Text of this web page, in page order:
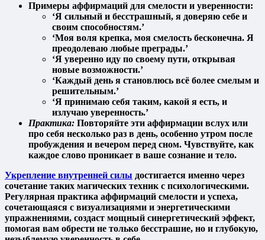
Примеры аффирмаций для смелости и уверенности:
‘Я сильный и бесстрашный, я доверяю себе и
своим способностям.’
‘Моя воля крепка, моя смелость бесконечна. Я
преодолеваю любые преграды.’
‘Я уверенно иду по своему пути, открывая
новые возможности.’
‘Каждый день я становлюсь всё более смелым и
решительным.’
‘Я принимаю себя таким, какой я есть, и
излучаю уверенность.’
Практика: Повторяйте эти аффирмации вслух или
про себя несколько раз в день, особенно утром после
пробуждения и вечером перед сном. Чувствуйте, как
каждое слово проникает в ваше сознание и тело.
Укрепление внутренней силы достигается именно через
сочетание таких магических техник с психологическими.
Регулярная практика аффирмаций смелости и успеха,
сочетающаяся с визуализациями и энергетическими
упражнениями, создаст мощный синергетический эффект,
помогая вам обрести не только бесстрашие, но и глубокую,